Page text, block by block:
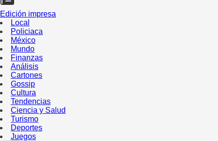
Edición impresa
Local
Policiaca
México
Mundo
Finanzas
Análisis
Cartones
Gossip
Cultura
Tendencias
Ciencia y Salud
Turismo
Deportes
Juegos